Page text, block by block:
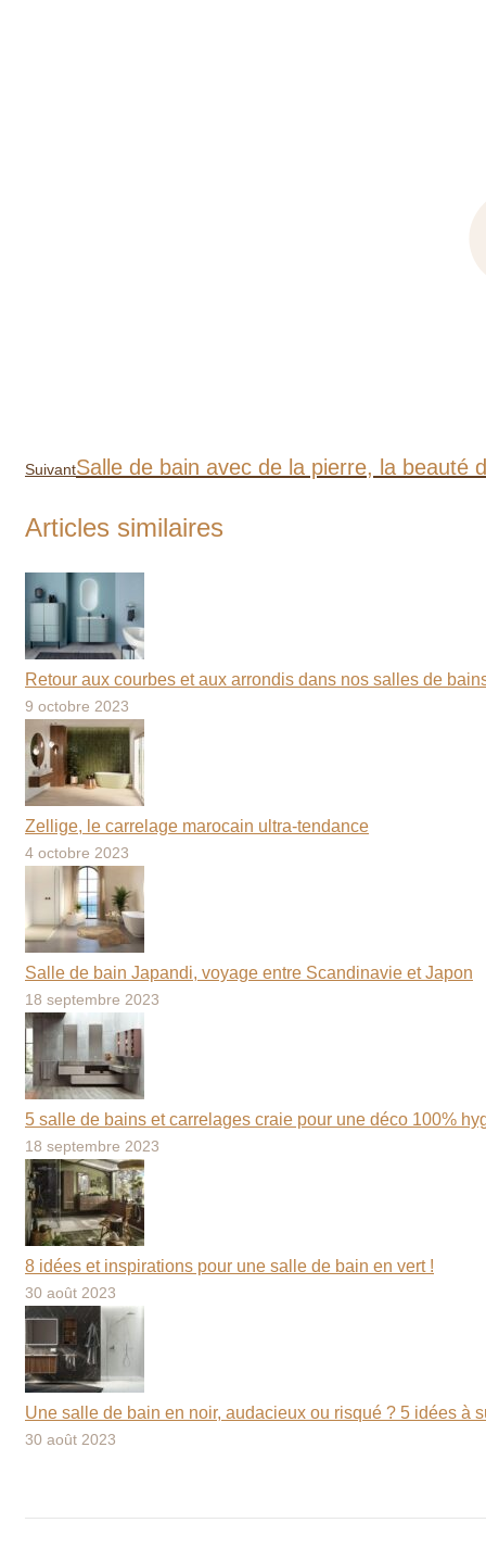
SuivantArticle
:
Salle de bain avec de la pierre, la beauté
Articles similaires
Retour aux courbes et aux arrondis dans nos salles de
9 octobre 2023
Zellige, le carrelage marocain ultra-tendance
4 octobre 2023
Salle de bain Japandi, voyage entre Scandinavie et Japon
18 septembre 2023
5 salle de bains et carrelages craie pour une déco 100%
18 septembre 2023
8 idées et inspirations pour une salle de bain en vert !
30 août 2023
Une salle de bain en noir, audacieux ou risqué ? 5 idées à
30 août 2023